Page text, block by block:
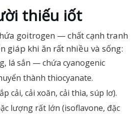
thiếu iốt
goitrogen — chất cạnh tranh
giáp khi ăn rất nhiều và sống:
lá sắn — chứa cyanogenic
thành thiocyanate.
cải, cải xoăn, cải thìa, súp lơ).
lượng rất lớn (isoflavone, đặc